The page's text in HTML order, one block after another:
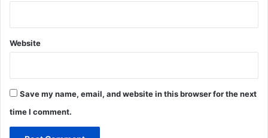
Website
Save my name, email, and website in this browser for the next
time I comment.